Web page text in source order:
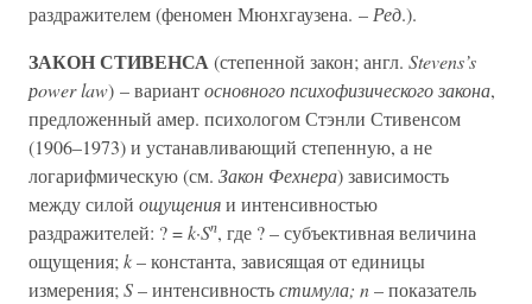
раздражителем (феномен Мюнхгаузена. – Ред.).
ЗАКОН СТИВЕНСА(степенной закон; англ. Stevens’s
рower law) – вариантосновного психофизического закона,
предложенный амер. психологом Стэнли Стивенсом
(1906–1973) и устанавливающий степенную, а не
логарифмическую (см. Закон Фехнера) зависимость
между силой ощущенияи интенсивностью
раздражителей: ? =k·Sn, где ? – субъективная величина
ощущения; k– константа, зависящая от единицы
измерения; S– интенсивностьстимула; n– показатель